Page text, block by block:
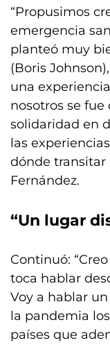
“Propusimos
emergencia
planteó muy
(Boris
una
nosotros se
solidaridad en
las
dónde transitar
Fernández.
“Un lugar
Continuó:
toca hablar
Voy a hablar
la pandemia
países que